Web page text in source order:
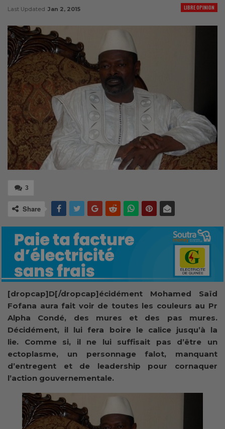
LIBRE OPINION
Last Updated Jan 2, 2015
3
Share
[dropcap]D[/dropcap]écidément Mohamed Saïd
Fofana aura fait voir de toutes les couleurs au Pr
Alpha Condé, des mures et des pas mures.
Décidément, il lui fera boire le calice jusqu’à la
lie. Comme si, il ne lui suffisait pas d’être un
ectoplasme, un personnage falot, manquant
d’entregent et de leadership pour cornaquer
l’action gouvernementale.